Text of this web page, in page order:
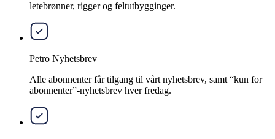
letebrønner, rigger og feltutbygginger.
Petro Nyhetsbrev
Alle abonnenter får tilgang til vårt nyhetsbrev, samt “kun for
abonnenter”-nyhetsbrev hver fredag.